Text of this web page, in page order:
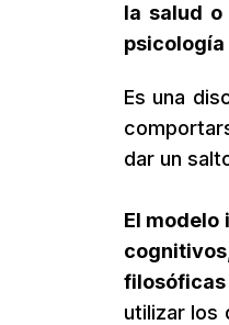
la salud
psicología
Es una
dar un
El
filosóficas
utilizar los